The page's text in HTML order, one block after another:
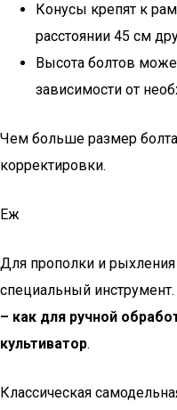
Конусы крепят к
расстоянии 45 см
Высота болтов
зависимости от
Чем больше размер
корректировки.
Еж
Для прополки и рыхления
специальный инструмент.
– как для ручной
культиватор.
Классическая